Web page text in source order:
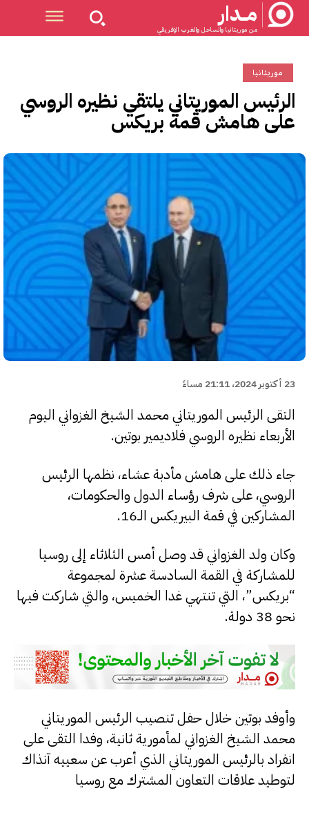
مــدار
من موريتانيا والساحل والغرب الإفريقي
موريتانيا
الرئيس الموريتاني يلتقي نظيره الروسي
على هامش قمة بريكس
23 أكتوبر 2024، 21:11 مساءً
التقى الرئيس الموريتاني محمد الشيخ الغزواني اليوم
الأربعاء نظيره الروسي فلاديمير بوتين.
جاء ذلك على هامش مأدبة عشاء، نظمها الرئيس
الروسي، على شرف رؤساء الدول والحكومات،
المشاركين في قمة البيريكس الـ16.
وكان ولد الغزواني قد وصل أمس الثلاثاء إلى روسيا
للمشاركة في القمة السادسة عشرة لمجموعة
“بريكس”، التي تنتهي غدا الخميس، والتي شاركت فيها
نحو 38 دولة.
وأوفد بوتين خلال حفل تنصيب الرئيس الموريتاني
محمد الشيخ الغزواني لمأمورية ثانية، وفدا التقى على
انفراد بالرئيس الموريتاني الذي أعرب عن سعييه آنذاك
لتوطيد علاقات التعاون المشترك مع روسيا